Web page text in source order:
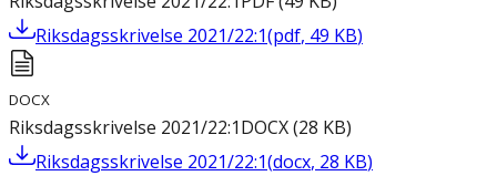
Riksdagsskrivelse 2021/22:1(pdf, 49 KB)
DOCX
Riksdagsskrivelse 2021/22:1DOCX(28 KB)
Riksdagsskrivelse 2021/22:1(docx, 28 KB)